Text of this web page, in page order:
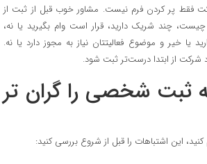
پر کردن فرم نیست. مشاور خوب قبل از ثبت از
چند شریک دارید، قرار است وام بگیرید یا نه،
یا خیر و موضوع فعالیتتان نیاز به مجوز دارد یا نه.
از ابتدا درست‌تر ثبت شود.
ثبت شخصی را گران تر
این اشتباهات را قبل از شروع بررسی کنید: